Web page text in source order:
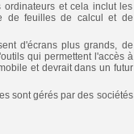
et cela inclut les
de feuilles de calcul et de
d'écrans plus grands, de
qui permettent l'accès à
et devrait dans un futur
sont gérés par des sociétés